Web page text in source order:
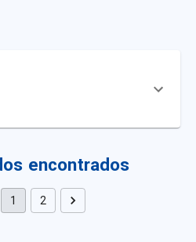
encontrados
1 2